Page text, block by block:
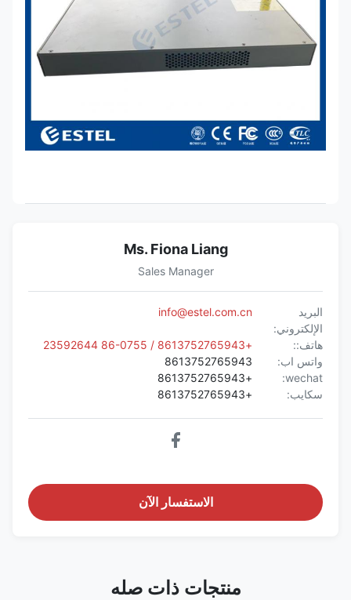
Ms. Fiona Liang
Sales Manager
البريد
الإلكتروني:
info@estel.com.cn
هاتف::
+8613752765943 / 86-0755 23592644
واتس اب:
8613752765943
wechat:
+8613752765943
سكايب:
+8613752765943
الاستفسار الآن
منتجات ذات صله